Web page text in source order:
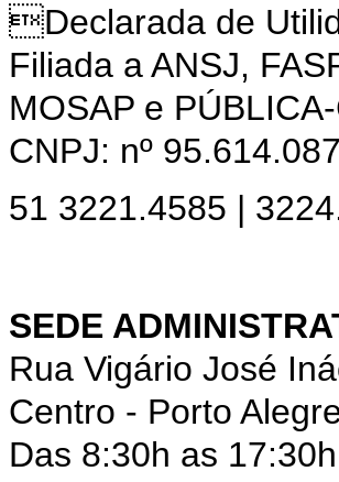
Declarada de
Filiada a ANSJ,
MOSAP e
CNPJ: nº
51 3221.4585 |
SEDE
Rua Vigário José
Centro - Porto
Das 8:30h as